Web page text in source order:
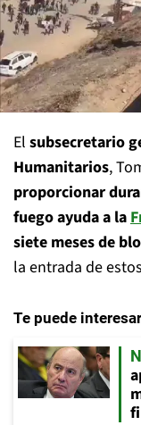
El subsecretario
Humanitarios,
proporcionar
fuego ayuda a la
siete meses de
la entrada de
Te puede interesar